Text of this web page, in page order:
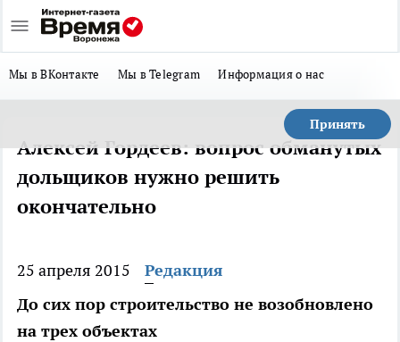
Мы в ВКонтакте Мы в Telegram Информация о нас
Принять
Алексей Гордеев: вопрос обманутых
дольщиков нужно решить
окончательно
25 апреля 2015
Редакция
До сих пор строительство не возобновлено
на трех объектах